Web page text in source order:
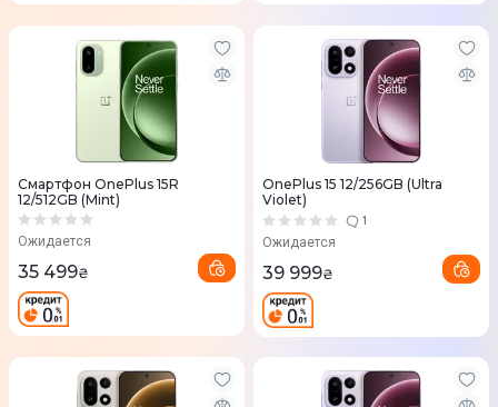
Смартфон OnePlus 15R
12/512GB (Mint)
Ожидается
35 499₴
OnePlus 15 12/256GB (Ultra
Violet)
1
Ожидается
39 999₴